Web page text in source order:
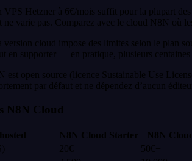
VPS Hetzner à 6€/mois suffit pour la plupart
varie pas. Comparez avec le cloud N8N où
version cloud impose des limites selon le plan
en supporter — en pratique, plusieurs centaines
est open source (licence Sustainable Use
par défaut et ne dépendez d’aucun
N8N Cloud
N8N Cloud Starter
N8N
20€
50€+